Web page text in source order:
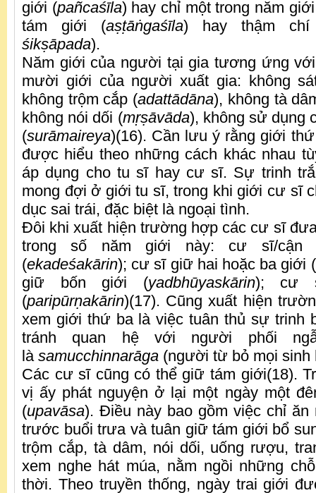
giới (pañcaśīla) hay chỉ một trong năm
tám giới (aṣṭāṅgaśīla) hay thậm
śikṣāpada).
Năm giới của người tại gia tương ứng
mười giới của người xuất gia: không
không trộm cắp (adattādāna), không tà
không nói dối (mṛṣāvāda), không sử dụng
(surāmaireya)(16). Cần lưu ý rằng giới
được hiểu theo những cách khác nhau
áp dụng cho tu sĩ hay cư sĩ. Sự trinh
mong đợi ở giới tu sĩ, trong khi giới cư sĩ
dục sai trái, đặc biệt là ngoại tình.
Đôi khi xuất hiện trường hợp các cư sĩ
trong số năm giới này: cư sĩ/
(ekadeśakārin); cư sĩ giữ hai hoặc ba giới (
giữ bốn giới (yadbhūyaskārin); cư
(paripūrṇakārin)(17). Cũng xuất hiện
xem giới thứ ba là việc tuân thủ sự trinh
tránh quan hệ với người phối
là samucchinnarāga (người từ bỏ mọi sinh
Các cư sĩ cũng có thể giữ tám giới(18).
vị ấy phát nguyện ở lại một ngày một
(upavāsa). Điều này bao gồm việc chỉ ăn
trước buổi trưa và tuân giữ tám giới bổ
trộm cắp, tà dâm, nói dối, uống rượu,
xem nghe hát múa, nằm ngồi những
thời. Theo truyền thống, ngày trai giới